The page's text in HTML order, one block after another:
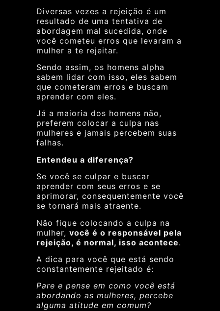
Diversas vezes a rejeição é um
resultado de uma tentativa de
abordagem mal sucedida, onde
você cometeu erros que levaram a
mulher a te rejeitar.
Sendo assim, os homens alpha
sabem lidar com isso, eles sabem
que cometeram erros e buscam
aprender com eles.
Já a maioria dos homens não,
preferem colocar a culpa nas
mulheres e jamais percebem suas
falhas.
Entendeu a diferença?
Se você se culpar e buscar
aprender com seus erros e se
aprimorar, consequentemente você
se tornará mais atraente.
Não fique colocando a culpa na
mulher, você é o responsável pela
rejeição, é normal, isso acontece.
A dica para você que está sendo
constantemente rejeitado é:
Pare e pense em como você está
abordando as mulheres, percebe
alguma atitude em comum?